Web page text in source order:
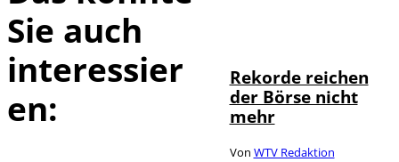
Sie auch
interessier
en:
Rekorde reichen
der Börse nicht
mehr
Von WTV Redaktion